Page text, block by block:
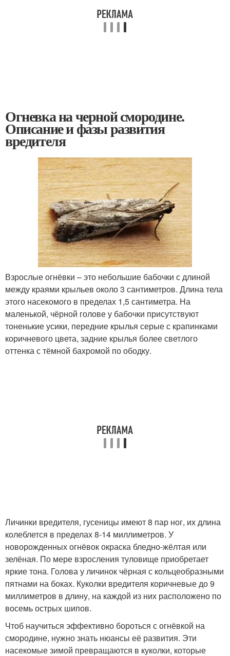
Огневка на черной смородине.
Описание и фазы развития
вредителя
Взрослые огнёвки – это небольшие бабочки с длиной
между краями крыльев около 3 сантиметров. Длина тела
этого насекомого в пределах 1,5 сантиметра. На
маленькой, чёрной голове у бабочки присутствуют
тоненькие усики, передние крылья серые с крапинками
коричневого цвета, задние крылья более светлого
оттенка с тёмной бахромой по ободку.
Личинки вредителя, гусеницы имеют 8 пар ног, их длина
колеблется в пределах 8-14 миллиметров. У
новорожденных огнёвок окраска бледно-жёлтая или
зелёная. По мере взросления туловище приобретает
яркие тона. Голова у личинок чёрная с кольцеобразными
пятнами на боках. Куколки вредителя коричневые до 9
миллиметров в длину, на каждой из них расположено по
восемь острых шипов.
Чтоб научиться эффективно бороться с огнёвкой на
смородине, нужно знать нюансы её развития. Эти
насекомые зимой превращаются в куколки, которые